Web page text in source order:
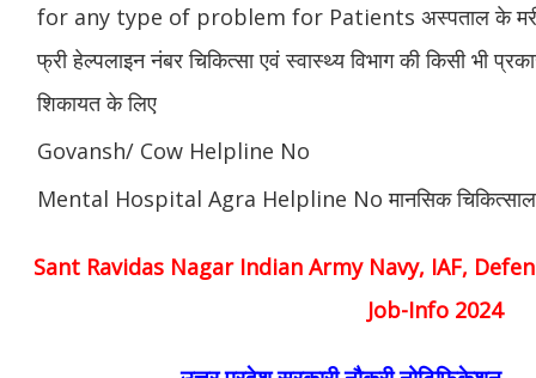
for any type of problem for Patients अस्पताल के
फ्री हेल्पलाइन नंबर चिकित्सा एवं स्वास्थ्य विभाग की किसी भी
शिकायत के लिए
Govansh/ Cow Helpline No
Mental Hospital Agra Helpline No मानसिक
Sant Ravidas Nagar Indian Army Navy, IAF,
Job-Info 2024